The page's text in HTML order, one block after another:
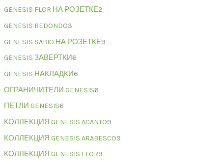
GENESIS FLOR НА РОЗЕТКЕ2
GENESIS REDONDO3
GENESIS SABIO НА РОЗЕТКЕ9
GENESIS ЗАВЕРТКИ6
GENESIS НАКЛАДКИ6
ОГРАНИЧИТЕЛИ GENESIS6
ПЕТЛИ GENESIS6
КОЛЛЕКЦИЯ GENESIS ACANTO9
КОЛЛЕКЦИЯ GENESIS ARABESCO9
КОЛЛЕКЦИЯ GENESIS FLOR9